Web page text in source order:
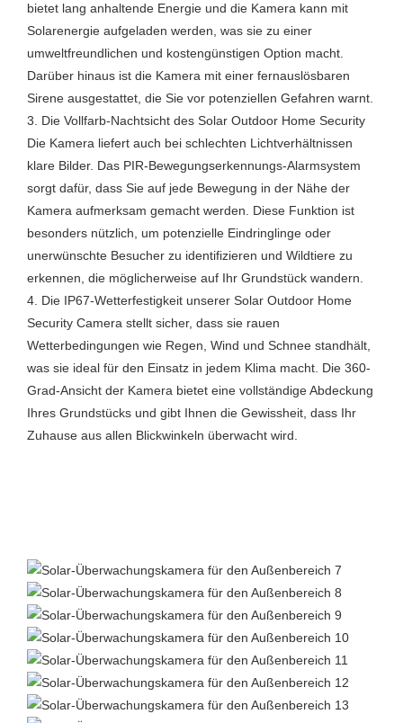
bietet lang anhaltende Energie und die Kamera kann mit
Solarenergie aufgeladen werden, was sie zu einer
umweltfreundlichen und kostengünstigen Option macht.
Darüber hinaus ist die Kamera mit einer fernauslösbaren
Sirene ausgestattet, die Sie vor potenziellen Gefahren warnt.
3. Die Vollfarb-Nachtsicht des Solar Outdoor Home Security
Die Kamera liefert auch bei schlechten Lichtverhältnissen
klare Bilder. Das PIR-Bewegungserkennungs-Alarmsystem
sorgt dafür, dass Sie auf jede Bewegung in der Nähe der
Kamera aufmerksam gemacht werden. Diese Funktion ist
besonders nützlich, um potenzielle Eindringlinge oder
unerwünschte Besucher zu identifizieren und Wildtiere zu
erkennen, die möglicherweise auf Ihr Grundstück wandern.
4. Die IP67-Wetterfestigkeit unserer Solar Outdoor Home
Security Camera stellt sicher, dass sie rauen
Wetterbedingungen wie Regen, Wind und Schnee standhält,
was sie ideal für den Einsatz in jedem Klima macht. Die 360-
Grad-Ansicht der Kamera bietet eine vollständige Abdeckung
Ihres Grundstücks und gibt Ihnen die Gewissheit, dass Ihr
Zuhause aus allen Blickwinkeln überwacht wird.